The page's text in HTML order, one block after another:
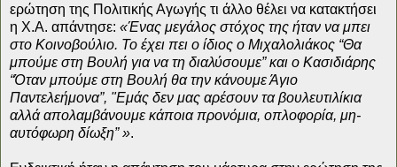
ερώτηση της Πολιτικής Αγωγής τι άλλο θέλει να κατακτήσει
η Χ.Α. απάντησε: «Ένας μεγάλος στόχος της ήταν να μπει
στο Κοινοβούλιο. Το έχει πει ο ίδιος ο Μιχαλολιάκος “Θα
μπούμε στη Βουλή για να τη διαλύσουμε” και ο Κασιδιάρης
“Όταν μπούμε στη Βουλή θα την κάνουμε Άγιο
Παντελεήμονα”, "Εμάς δεν μας αρέσουν τα βουλευτιλίκια
αλλά απολαμβάνουμε κάποια προνόμια, οπλοφορία, μη-
αυτόφωρη δίωξη” ».